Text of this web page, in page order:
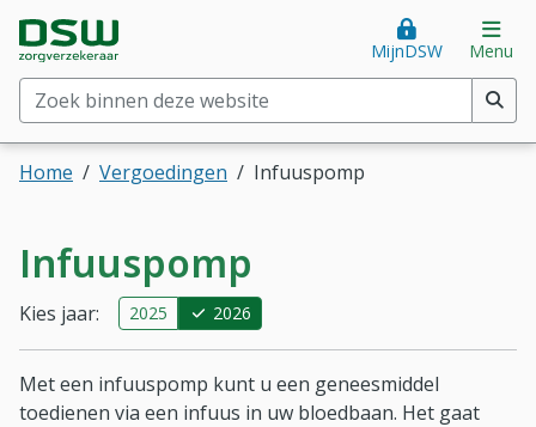
Direct naar hoofdinhoud
Direct naar hoofdmenuDSW Zorgverzekeraar. Goed voor je.
Zoek binnen deze website(min. 2 tekens)
MijnDSW Menu
Home Vergoedingen Infuuspomp
Infuuspomp
Kies jaar: 2025 2026
Met een infuuspomp kunt u een geneesmiddel
toedienen via een infuus in uw bloedbaan. Het gaat